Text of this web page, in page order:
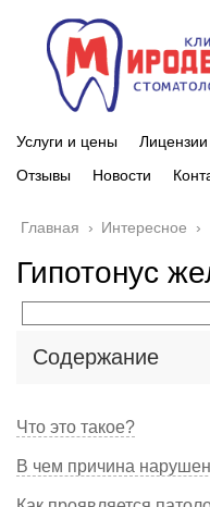
Услуги и цены
Отзывы
Новости
Главная › Интересное ›
Гипотонус
Содержание
Что это такое?
В чем причина